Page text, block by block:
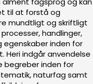
til at forstå og
mundtligt og skriftligt
handlinger,
egenskaber inden for
Heri indgår anvendelse
begreber inden for
naturfag samt